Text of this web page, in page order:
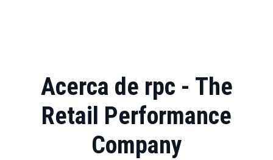
Acerca de rpc - The
Retail Performance
Company